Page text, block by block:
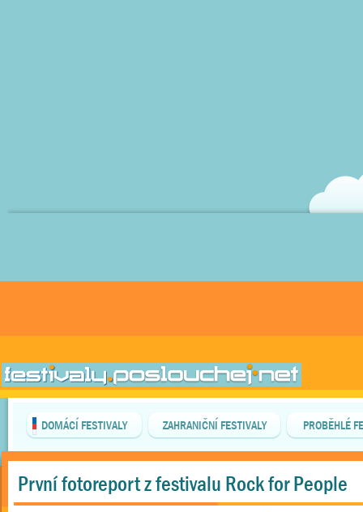
DOMÁCÍ FESTIVALY ZAHRANIČNÍ FESTIVALY PROBĚHLÉ
První fotoreport z festivalu Rock for People